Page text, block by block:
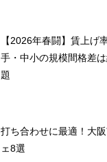
【2026年春闘】賃上げ
手・中小の規模間格差
題
打ち合わせに最適！大
ェ8選